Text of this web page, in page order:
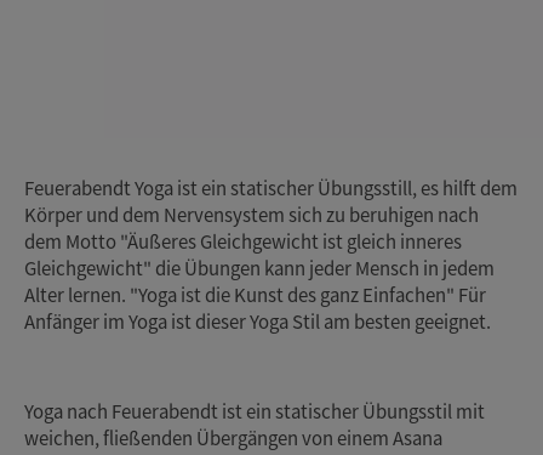
Feuerabendt Yoga ist ein statischer Übungsstill, es hilft dem
Körper und dem Nervensystem sich zu beruhigen nach
dem Motto "Äußeres Gleichgewicht ist gleich inneres
Gleichgewicht" die Übungen kann jeder Mensch in jedem
Alter lernen. "Yoga ist die Kunst des ganz Einfachen" Für
Anfänger im Yoga ist dieser Yoga Stil am besten geeignet.
Yoga nach Feuerabendt ist ein statischer Übungsstil mit
weichen, fließenden Übergängen von einem Asana